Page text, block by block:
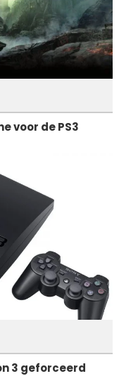
voor de PS3
3 geforceerd